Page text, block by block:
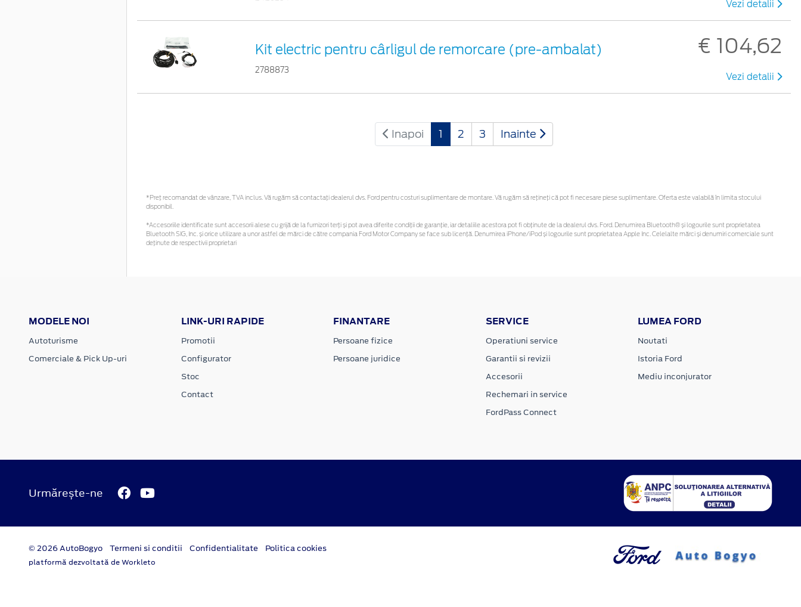
Vezi detalii
Kit electric pentru cârligul de remorcare (pre-ambalat)
2788873
€ 104,62
Vezi detalii
Inapoi 1 2 3 Inainte
*Preţ recomandat de vânzare, TVA inclus. Vă rugăm să contactaţi dealerul dvs. Ford pentru costuri suplimentare de montare. Vă rugăm să rețineți că pot fi necesare piese suplimentare. Oferta este valabilă în limita stocului
disponibil.
*Accesoriile identificate sunt accesorii alese cu grijă de la furnizori terți și pot avea diferite condiții de garanție, iar detaliile acestora pot fi obținute de la dealerul dvs. Ford. Denumirea Bluetooth® și logourile sunt proprietatea
Bluetooth SIG, Inc. și orice utilizare a unor astfel de mărci de către compania Ford Motor Company se face sub licență. Denumirea iPhone/iPod și logourile sunt proprietatea Apple Inc. Celelalte mărci și denumiri comerciale sunt
deținute de respectivii proprietari
MODELE NOI
Autoturisme
Comerciale & Pick Up-uri
LINK-URI RAPIDE
Promotii
Configurator
Stoc
Contact
FINANTARE
Persoane fizice
Persoane juridice
SERVICE
Operatiuni service
Garantii si revizii
Accesorii
Rechemari in service
FordPass Connect
LUMEA FORD
Noutati
Istoria Ford
Mediu inconjurator
Urmărește-ne
© 2026 AutoBogyo Termeni si conditii Confidentialitate Politica cookies
platformă dezvoltată de Workleto